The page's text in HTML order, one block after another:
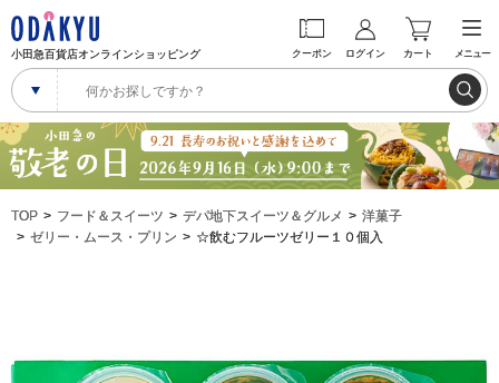
小田急百貨店オンラインショッピング クーポン ログイン カート メニュー
TOP フード＆スイーツ デパ地下スイーツ＆グルメ
洋菓子
ゼリー・ムース・プリン
☆飲むフルーツゼリー１０個入